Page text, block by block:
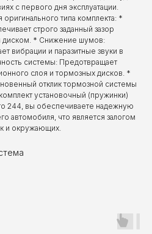
с первого дня эксплуатации.
типа комплекта: *
строго заданный зазор
диском. * Снижение шумов:
вибрации и паразитные звуки в
системы: Предотвращает
слоя и тормозных дисков. *
отклик тормозной системы
установочный (пружинки)
244, вы обеспечиваете надежную
автомобиля, что является залогом
и окружающих.